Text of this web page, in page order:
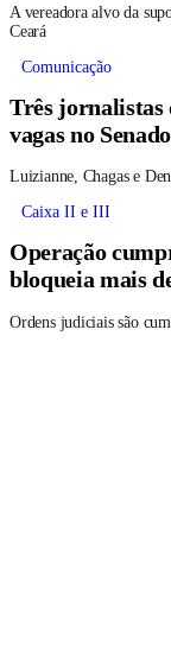
A vereadora alvo da
Ceará
Comunicação
Três jornalistas
vagas no Senado
Luizianne, Chagas e
Caixa II e III
Operação
bloqueia mais
Ordens judiciais são